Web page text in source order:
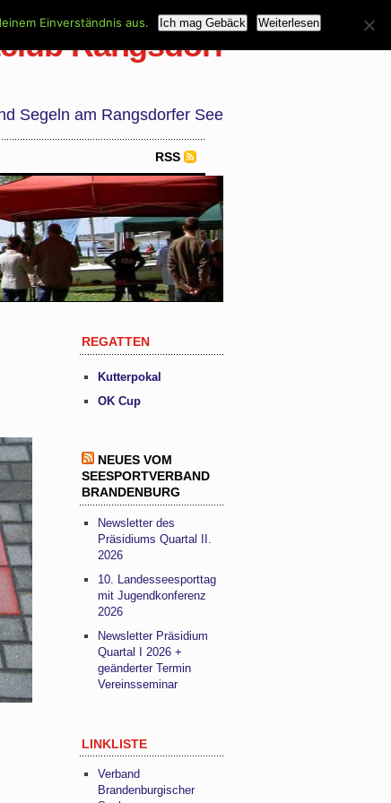
Rangsdorf
Segeln am Rangsdorfer See
RSS
REGATTEN
Kutterpokal
OK Cup
NEUES VOM
SEESPORTVERBAND
BRANDENBURG
Newsletter des
Präsidiums Quartal II.
2026
10. Landesseesporttag
mit Jugendkonferenz
2026
Newsletter Präsidium
Quartal I 2026 +
geänderter Termin
Vereinsseminar
LINKLISTE
Verband
Brandenburgischer
Einverständnis aus. Ich mag Gebäck Weiterlesen